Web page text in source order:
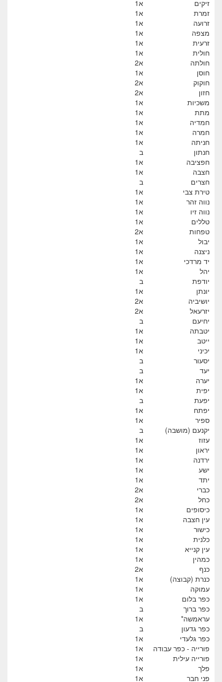
זיקים
א1
זמרת
א1
זרועה
א1
מצפה
א1
זרעית
א1
חולית
א1
חולתה
א2
חוסן
א1
חוקוק
א2
חזון
א2
משכיות
א1
מתת
א1
חמדיה
א1
חמרה
א1
חניתה
א1
חנתון
ב
חפציבה
א1
חצבה
א1
חצרים
ב
טירת צבי
א1
נווה זהר
א1
נווה זיו
א1
טללים
א1
טפחות
א2
יבול
א1
ניצנה
א1
יד מרדכי
א1
יהל
א1
יודפת
ב
יונתן
א1
יושיביה
א2
יזרעאל
א2
יחיעם
ב
יטבתה
א1
ייטב
א1
יכיני
א1
יסעור
ב
יעד
ב
יערה
א1
יפית
א1
יפעת
ב
יפתח
א1
ספיר
א1
יקנעם (מושבה)
ב
עזוז
א1
יראון
א1
ירדנה
א1
ישע
א1
יתד
א1
כברי
א2
כחל
א2
כיסופים
א1
עין חצבה
א1
כישור
א1
כלנית
א1
עין קנייא
א1
כמהין
א1
כנף
א2
כנרת (קבוצה)
א1
עמוקה
א1
כפר בלום
א1
כפר ברוך
ב
עראמשה*
א1
כפר גדעון
ב
כפר גלעדי
א1
פורייה - כפר עבודה
א1
פורייה עילית
א1
פלך
א1
פני חבר
א1